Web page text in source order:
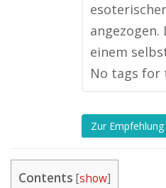
einem
No tags for
Zur Empfehlung
Contents [show]